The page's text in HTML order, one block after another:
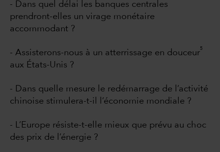
- Dans quel délai les banques centrales
prendront-elles un virage monétaire
accommodant ?
- Assisterons-nous à un atterrissage en douceur
5
aux États-Unis ?
- Dans quelle mesure le redémarrage de l’activité
chinoise stimulera-t-il l’économie mondiale ?
- L’Europe résiste-t-elle mieux que prévu au choc
des prix de l’énergie ?